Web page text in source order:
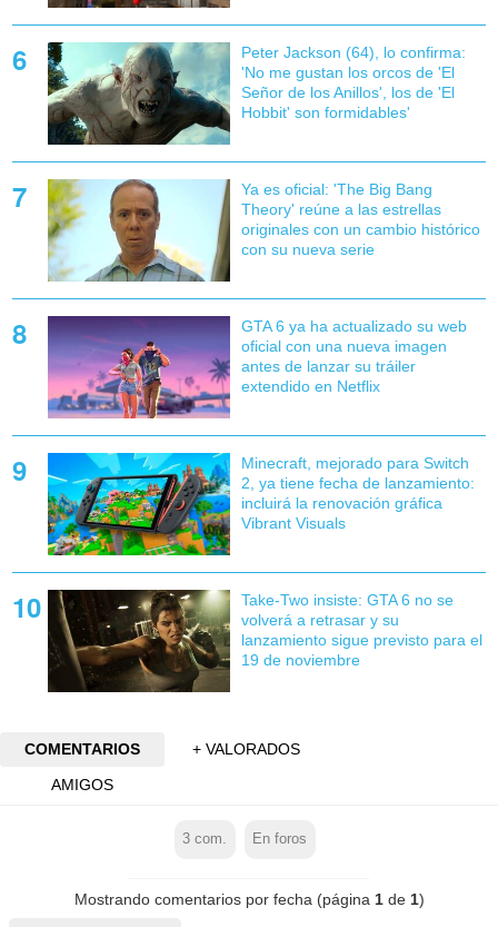
Peter Jackson (64), lo confirma:
'No me gustan los orcos de 'El
Señor de los Anillos', los de 'El
Hobbit' son formidables'
Ya es oficial: 'The Big Bang
Theory' reúne a las estrellas
originales con un cambio histórico
con su nueva serie
GTA 6 ya ha actualizado su web
oficial con una nueva imagen
antes de lanzar su tráiler
extendido en Netflix
Minecraft, mejorado para Switch
2, ya tiene fecha de lanzamiento:
incluirá la renovación gráfica
Vibrant Visuals
Take-Two insiste: GTA 6 no se
volverá a retrasar y su
lanzamiento sigue previsto para el
19 de noviembre
COMENTARIOS
+ VALORADOS
AMIGOS
3 com. En foros
Mostrando comentarios por fecha (página 1de 1)